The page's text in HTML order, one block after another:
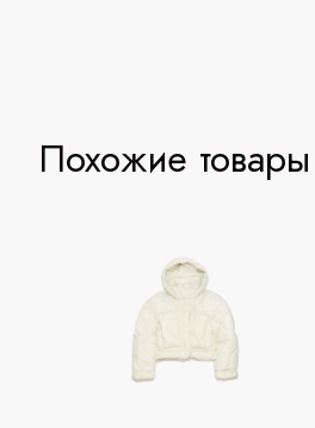
Похожие товары